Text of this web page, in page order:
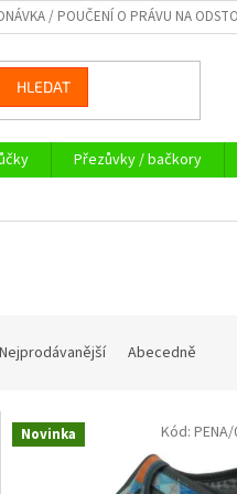
/ POUČENÍ O PRÁVU NA
HLEDAT
Přezůvky / bačkory
Nejprodávanější Abecedně
Novinka Kód: